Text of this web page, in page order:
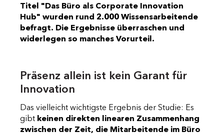
Titel "Das Büro als Corporate Innovation
Hub" wurden rund 2.000 Wissensarbeitende
befragt. Die Ergebnisse überraschen und
widerlegen so manches Vorurteil.
Präsenz allein ist kein Garant für
Innovation
Das vielleicht wichtigste Ergebnis der Studie: Es
gibt keinen direkten linearen Zusammenhang
zwischen der Zeit, die Mitarbeitende im Büro